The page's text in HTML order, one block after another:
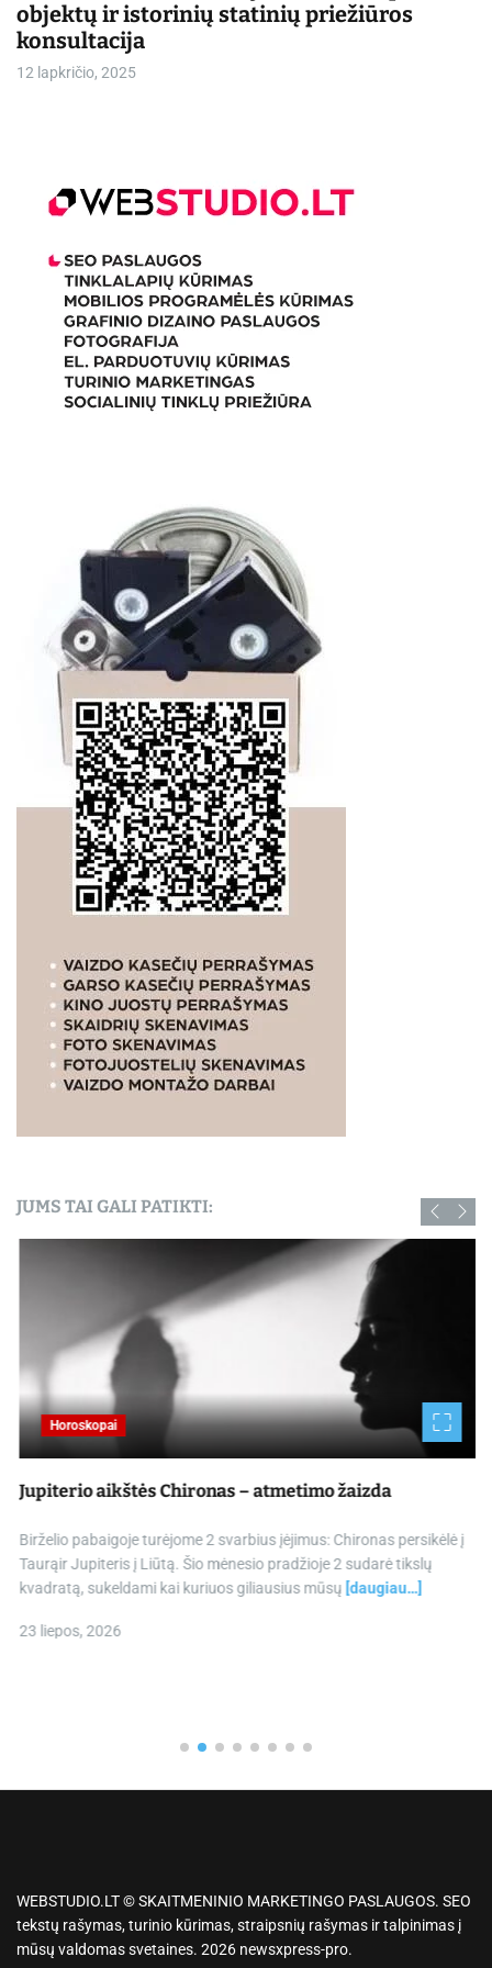
objektų ir istorinių statinių priežiūros
konsultacija
12 lapkričio, 2025
JUMS TAI GALI PATIKTI:
Horoskopai
Jupiterio aikštės Chironas – atmetimo žaizda
Birželio pabaigoje turėjome 2 svarbius įėjimus: Chironas persikėlė į
Taurąir Jupiteris į Liūtą. Šio mėnesio pradžioje 2 sudarė tikslų
kvadratą, sukeldami kai kuriuos giliausius mūsų [daugiau…]
23 liepos, 2026
WEBSTUDIO.LT © SKAITMENINIO MARKETINGO PASLAUGOS. SEO
tekstų rašymas, turinio kūrimas, straipsnių rašymas ir talpinimas į
mūsų valdomas svetaines. 2026 newsxpress-pro.